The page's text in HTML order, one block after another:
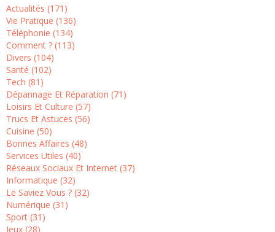
Actualités (171)
Vie Pratique (136)
Téléphonie (134)
Comment ? (113)
Divers (104)
Santé (102)
Tech (81)
Dépannage Et Réparation (71)
Loisirs Et Culture (57)
Trucs Et Astuces (56)
Cuisine (50)
Bonnes Affaires (48)
Services Utiles (40)
Réseaux Sociaux Et Internet (37)
Informatique (32)
Le Saviez Vous ? (32)
Numérique (31)
Sport (31)
Jeux (28)